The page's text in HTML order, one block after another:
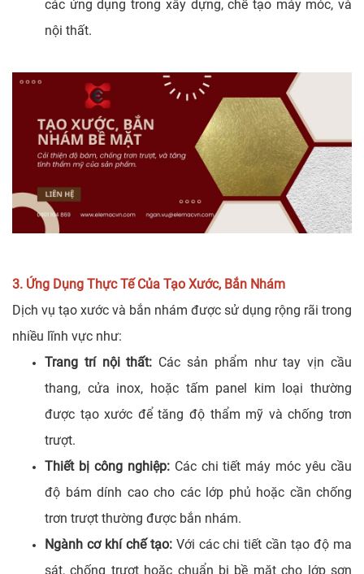
các ứng dụng trong xây dựng, chế tạo máy móc, và
nội thất.
3. Ứng Dụng Thực Tế Của Tạo Xước, Bắn Nhám
Dịch vụ tạo xước và bắn nhám được sử dụng rộng rãi trong
nhiều lĩnh vực như:
Trang trí nội thất: Các sản phẩm như tay vịn cầu
thang, cửa inox, hoặc tấm panel kim loại thường
được tạo xước để tăng độ thẩm mỹ và chống trơn
trượt.
Thiết bị công nghiệp:Các chi tiết máy móc yêu cầu
độ bám dính cao cho các lớp phủ hoặc cần chống
trơn trượt thường được bắn nhám.
Ngành cơ khí chế tạo: Với các chi tiết cần tạo độ ma
sát, chống trượt hoặc chuẩn bị bề mặt cho lớp sơn